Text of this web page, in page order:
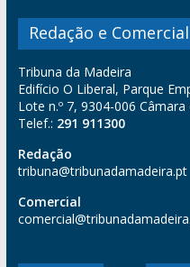
Redação e Comercial
Tribuna da Madeira
Edifício O Liberal, Parque
Lote n.º 7, 9304-006
Telef.: 291 911300
Redação
tribuna@tribunadamadeira.pt
Comercial